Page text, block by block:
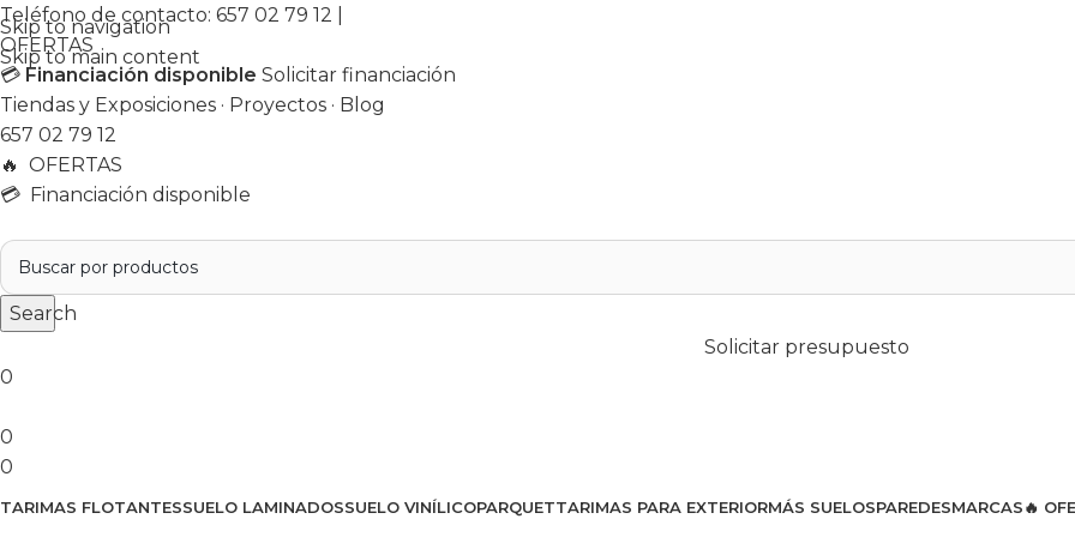
Skip to navigation
Skip to main content
Teléfono de contacto: 657 02 79 12
OFERTAS
💳 Financiación disponible Solicitar financiación
Tiendas y Exposiciones · Proyectos · Blog
657 02 79 12
🔥 OFERTAS
💳 Financiación disponible
Search
Solicitar presupuesto
0
0
0
TARIMAS FLOTANTESSUELO LAMINADOSSUELO VINÍLICOPARQUETTARIMAS PARA EXTERIORMÁS SUELOSPAREDESMARCAS🔥